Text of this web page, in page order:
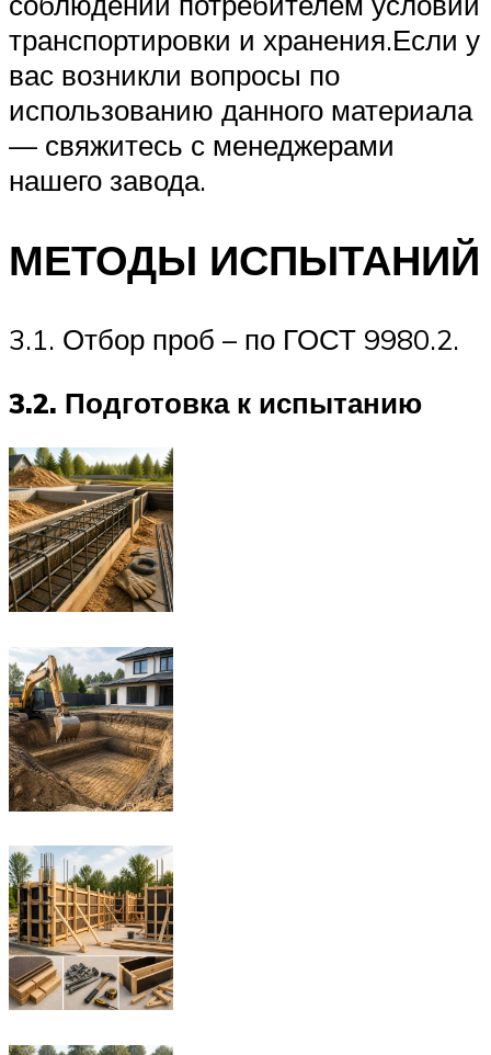
транспортировки и хранения.Если у
вас возникли вопросы по
использованию данного материала
— свяжитесь с менеджерами
нашего завода.
МЕТОДЫ ИСПЫТАНИЙ
3.1. Отбор проб – по ГОСТ 9980.2.
3.2. Подготовка к испытанию